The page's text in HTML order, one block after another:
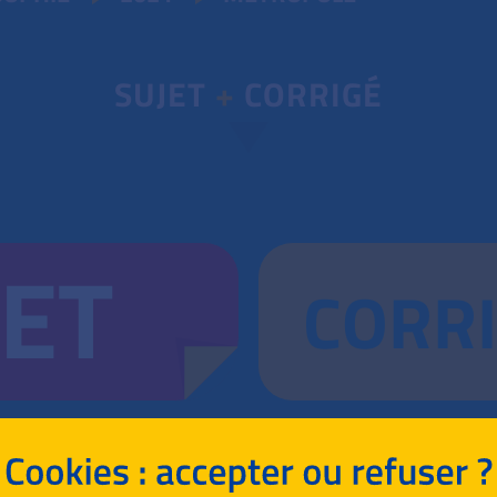
SUJET + CORRIGÉ